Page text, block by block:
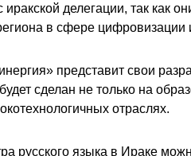
делегации, так как
в сфере цифровизации
представит свои
сделан не только на
отраслях.
русского языка в Ираке